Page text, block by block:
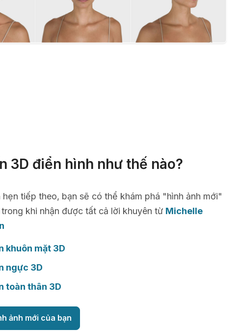
3D điển hình như thế nào?
hẹn tiếp theo, bạn sẽ có thể khám phá "hình ảnh mới"
trong khi nhận được tất cả lời khuyên từ Michelle
khuôn mặt 3D
ngực 3D
toàn thân 3D
ảnh mới của bạn